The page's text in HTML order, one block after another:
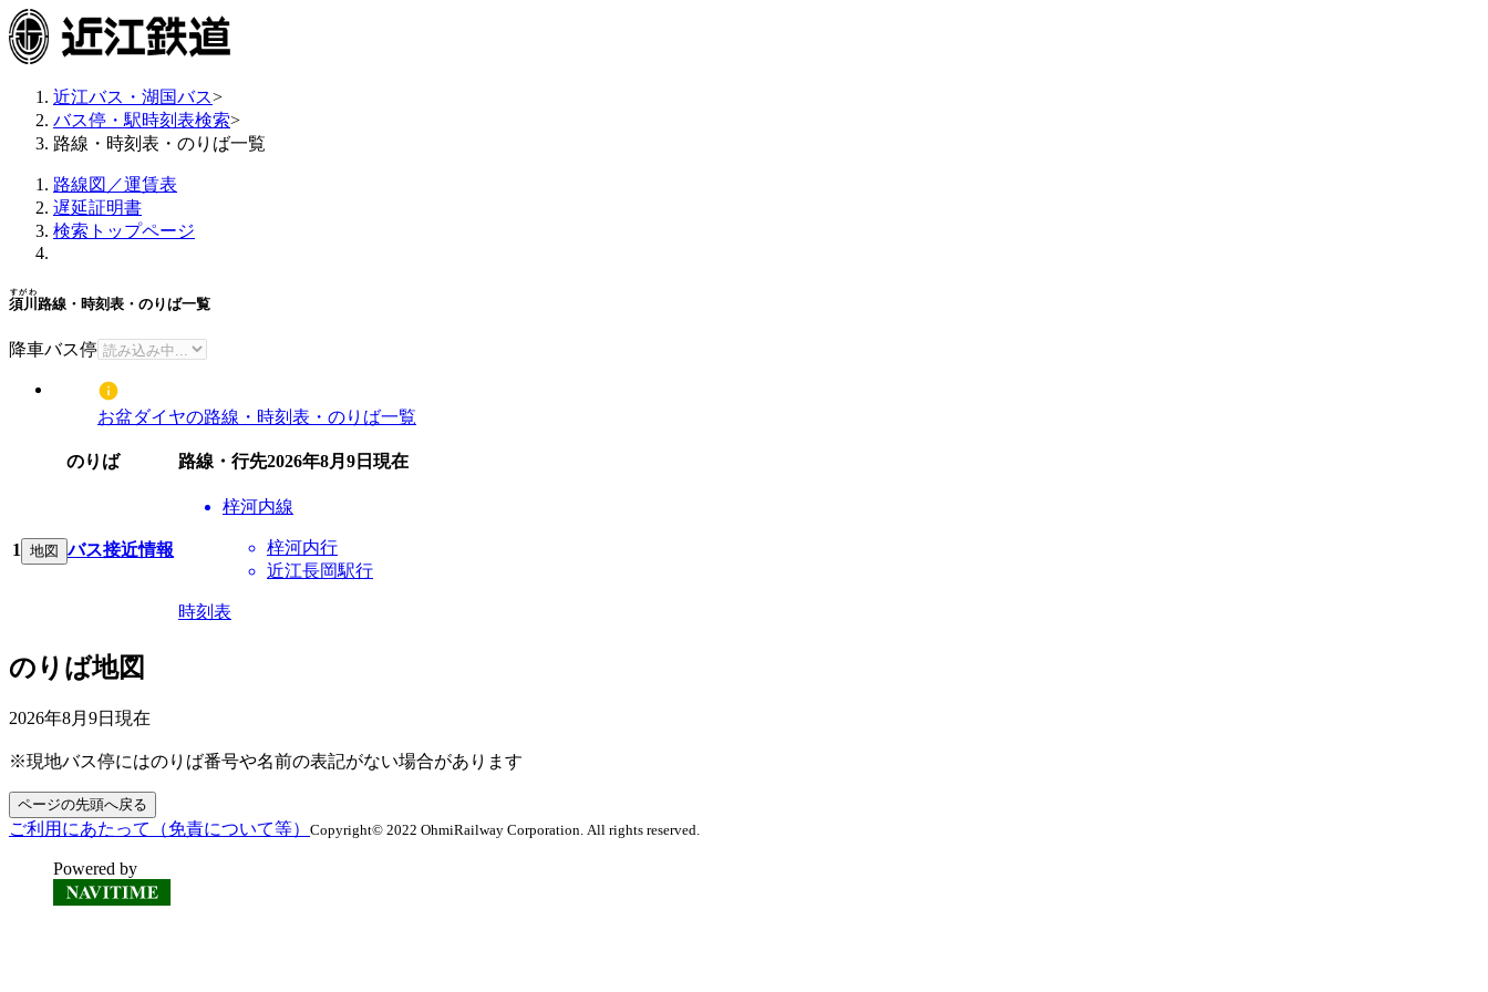
近江バス・湖国バス>
バス停・駅時刻表検索>
路線・時刻表・のりば一覧
路線図／運賃表
遅延証明書
検索トップページ
須川
すがわ
路線・時刻表・のりば一覧
降車バス停
お盆ダイヤの路線・時刻表・のりば一覧
のりば 路線・行先2026年8月9日 現在
1 地図 バス接近情報
梓河内線
梓河内行
近江長岡駅行
時刻表
のりば地図
2026年8月9日 現在
※現地バス停にはのりば番号や名前の表記がない場合があります
ページの先頭へ戻る
ご利用にあたって（免責について等） Copyright© 2022 OhmiRailway Corporation. All rights reserved.
Powered by